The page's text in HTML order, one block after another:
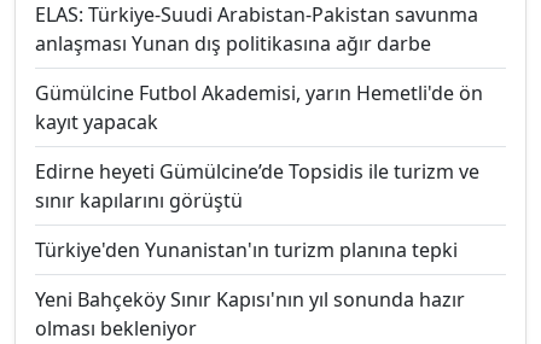
ELAS: Türkiye-Suudi Arabistan-Pakistan savunma
anlaşması Yunan dış politikasına ağır darbe
Gümülcine Futbol Akademisi, yarın Hemetli'de ön
kayıt yapacak
Edirne heyeti Gümülcine’de Topsidis ile turizm ve
sınır kapılarını görüştü
Türkiye'den Yunanistan'ın turizm planına tepki
Yeni Bahçeköy Sınır Kapısı'nın yıl sonunda hazır
olması bekleniyor